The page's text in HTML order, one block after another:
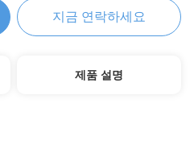
지금 연락하세요
제품 설명